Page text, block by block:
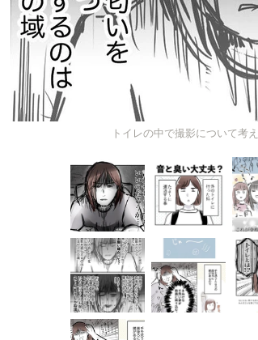
トイレの中で撮影について考